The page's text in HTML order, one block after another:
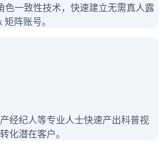
色一致性技术，快速建立无需真人露
矩阵账号。
经纪人等专业人士快速产出科普视
化潜在客户。